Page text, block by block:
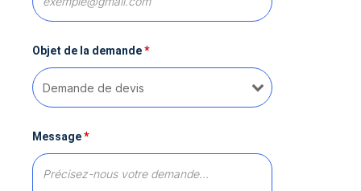
Objet de la demande*
Message*